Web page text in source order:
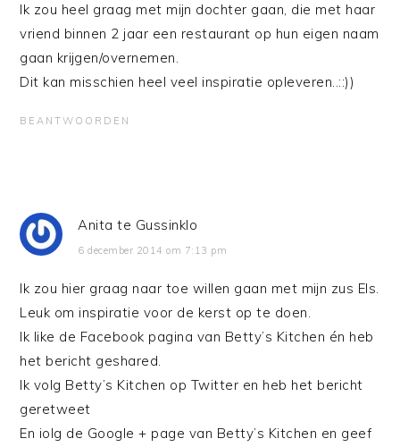
Ik zou heel graag met mijn dochter gaan, die met haar
vriend binnen 2 jaar een restaurant op hun eigen naam
gaan krijgen/overnemen.
Dit kan misschien heel veel inspiratie opleveren..::))
BEANTWOORDEN
Anita te Gussinklo
6 december 2014 om 7:13 pm
Ik zou hier graag naar toe willen gaan met mijn zus Els.
Leuk om inspiratie voor de kerst op te doen.
Ik like de Facebook pagina van Betty’s Kitchen én heb
het bericht geshared.
Ik volg Betty’s Kitchen op Twitter en heb het bericht
geretweet
En iolg de Google + page van Betty’s Kitchen en geef